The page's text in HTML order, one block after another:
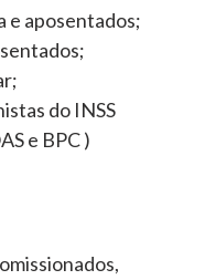
e aposentados;
do INSS
e BPC )